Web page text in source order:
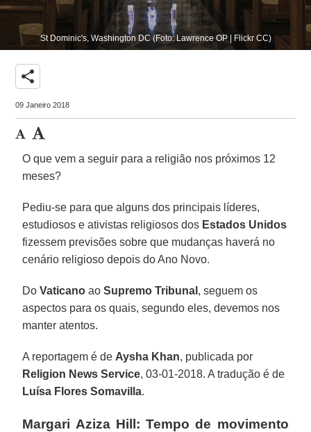
St Dominic's, Washington DC (Foto: Lawrence OP | Flickr CC)
share
09 Janeiro 2018
O que vem a seguir para a religião nos próximos 12
meses?
Pediu-se para que alguns dos principais líderes,
estudiosos e ativistas religiosos dos Estados Unidos
fizessem previsões sobre que mudanças haverá no
cenário religioso depois do Ano Novo.
DoVaticano aoSupremo Tribunal , seguem os
aspectos para os quais, segundo eles, devemos nos
manter atentos.
A reportagem é de Aysha Khan, publicada por
Religion News Service, 03-01-2018. A tradução é de
Luísa Flores Somavilla.
Margari Aziza Hill: Tempo de movimento